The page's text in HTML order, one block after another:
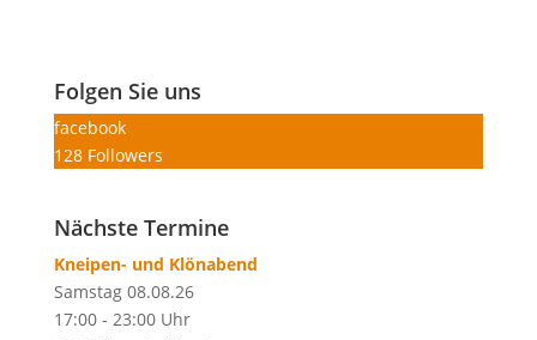
Folgen Sie uns
facebook
128 Followers
Nächste Termine
Kneipen- und Klönabend
Samstag 08.08.26
17:00 - 23:00 Uhr